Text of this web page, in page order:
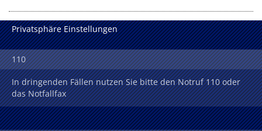
Privatsphäre Einstellungen
110
In dringenden Fällen nutzen Sie bitte den Notruf 110 oder
das Notfallfax